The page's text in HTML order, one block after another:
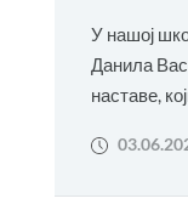
У нашој
Данила
наставе,